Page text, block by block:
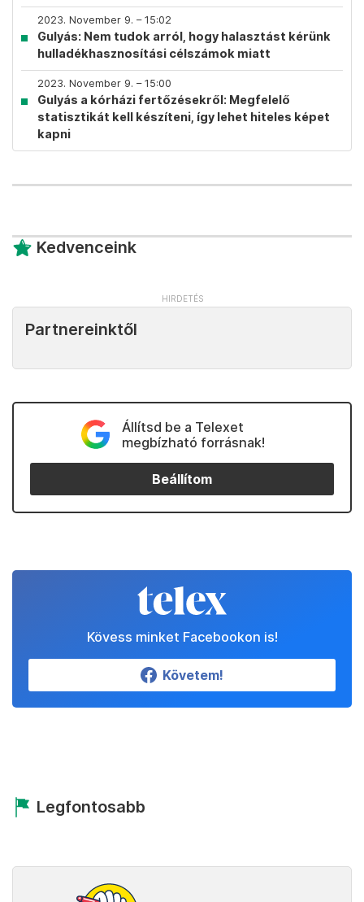
2023. November 9. – 15:02
Gulyás: Nem tudok arról, hogy halasztást kérünk
hulladékhasznosítási célszámok miatt
2023. November 9. – 15:00
Gulyás a kórházi fertőzésekről: Megfelelő
statisztikát kell készíteni, így lehet hiteles képet
kapni
Kedvenceink
Partnereinktől
Állítsd be a Telexet
megbízható forrásnak!
Beállítom
Kövess minket Facebookon is!
Követem!
Legfontosabb